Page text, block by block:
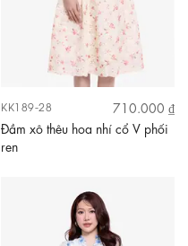
KK189-28
710.000 ₫
Đầm xô thêu hoa nhí cổ V phối
ren